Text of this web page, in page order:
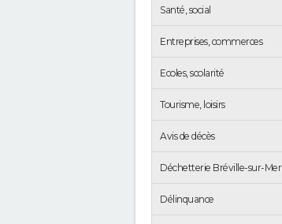
Santé, social
Entreprises, commerces
Ecoles, scolarité
Tourisme, loisirs
Avis de décès
Déchetterie Bréville-sur-Mer
Délinquance